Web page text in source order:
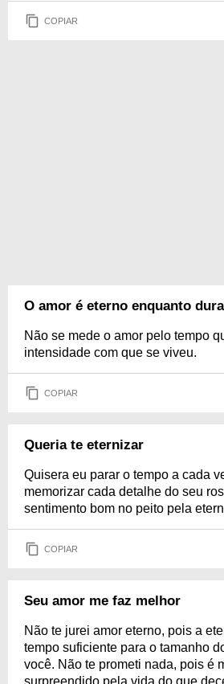
COPIAR
O amor é eterno enquanto dura
Não se mede o amor pelo tempo
intensidade com que se viveu.
COPIAR
Queria te eternizar
Quisera eu parar o tempo a cada
memorizar cada detalhe do seu
sentimento bom no peito pela
COPIAR
Seu amor me faz melhor
Não te jurei amor eterno, pois a
tempo suficiente para o tamanho
você. Não te prometi nada, pois é
surpreendido pela vida do que